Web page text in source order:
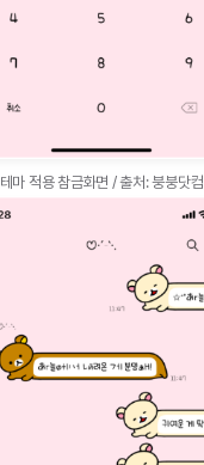
테마 적용 참금화면 / 출처: 붕붕닷컴